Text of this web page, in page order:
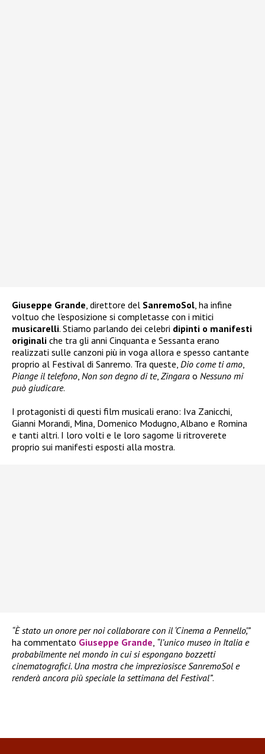
Giuseppe Grande , direttore del SanremoSol , ha infine
voltuo che l’esposizione si completasse con i mitici
musicarelli. Stiamo parlando dei celebri dipinti o manifesti
originali che tra gli anni Cinquanta e Sessanta erano
realizzati sulle canzoni più in voga allora e spesso cantante
proprio al Festival di Sanremo. Tra queste, Dio come ti amo
Piange il telefono Non son degno di te, Zingara o Nessuno mi
può giudicare.
I protagonisti di questi film musicali erano: Iva Zanicchi,
Gianni Morandi, Mina, Domenico Modugno, Albano e Romina
e tanti altri. I loro volti e le loro sagome li ritroverete
proprio sui manifesti esposti alla mostra.
“È stato un onore per noi collaborare con il ‘Cinema a Pennello’,”
ha commentato Giuseppe Grande “l’unico museo in Italia e
probabilmente nel mondo in cui si espongano bozzetti
cinematografici. Una mostra che impreziosisce SanremoSol e
renderà ancora più speciale la settimana del Festival”.